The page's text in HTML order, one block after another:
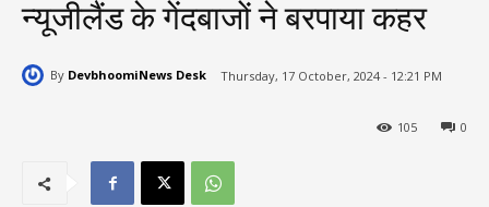
न्यूजीलैंड के गेंदबाजों ने बरपाया कहर
By DevbhoomiNews Desk Thursday, 17 October, 2024 - 12:21 PM
0
105